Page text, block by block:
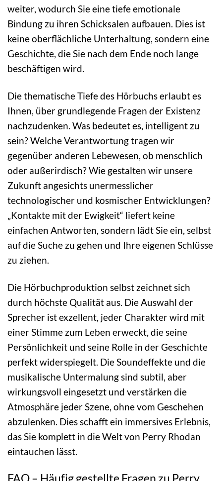
weiter, wodurch Sie eine tiefe emotionale
Bindung zu ihren Schicksalen aufbauen. Dies ist
keine oberflächliche Unterhaltung, sondern eine
Geschichte, die Sie nach dem Ende noch lange
beschäftigen wird.
Die thematische Tiefe des Hörbuchs erlaubt es
Ihnen, über grundlegende Fragen der Existenz
nachzudenken. Was bedeutet es, intelligent zu
sein? Welche Verantwortung tragen wir
gegenüber anderen Lebewesen, ob menschlich
oder außerirdisch? Wie gestalten wir unsere
Zukunft angesichts unermesslicher
technologischer und kosmischer Entwicklungen?
„Kontakte mit der Ewigkeit“ liefert keine
einfachen Antworten, sondern lädt Sie ein, selbst
auf die Suche zu gehen und Ihre eigenen Schlüsse
zu ziehen.
Die Hörbuchproduktion selbst zeichnet sich
durch höchste Qualität aus. Die Auswahl der
Sprecher ist exzellent, jeder Charakter wird mit
einer Stimme zum Leben erweckt, die seine
Persönlichkeit und seine Rolle in der Geschichte
perfekt widerspiegelt. Die Soundeffekte und die
musikalische Untermalung sind subtil, aber
wirkungsvoll eingesetzt und verstärken die
Atmosphäre jeder Szene, ohne vom Geschehen
abzulenken. Dies schafft ein immersives Erlebnis,
das Sie komplett in die Welt von Perry Rhodan
eintauchen lässt.